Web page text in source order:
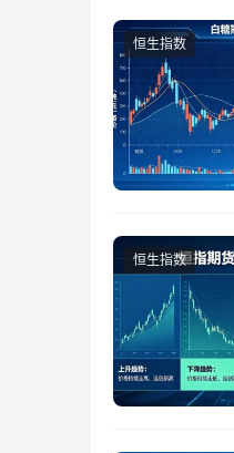
恒生指数
恒生指数